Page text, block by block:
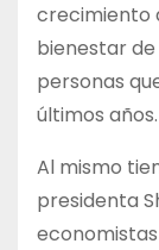
crecimiento
bienestar
personas
últimos años.
Al mismo
presidenta